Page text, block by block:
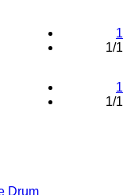
1
1/1
1
1/1